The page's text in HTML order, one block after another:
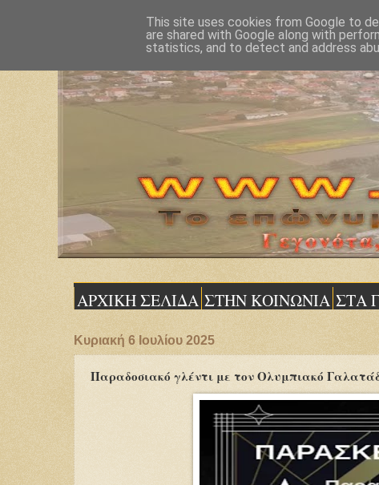
ΑΡΧΙΚΗ ΣΕΛΙΔΑ ΣΤΗΝ ΚΟΙΝΩΝΙΑ ΣΤΑ
Κυριακή 6 Ιουλίου 2025
Παραδοσιακό γλέντι με τον Ολυμπιακό
This site uses cookies from Google to
are shared with Google along with
statistics, and to detect and address